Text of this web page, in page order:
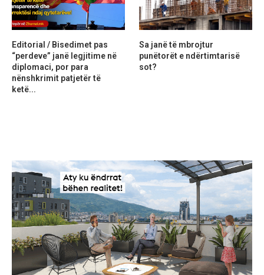
Editorial / Bisedimet pas
“perdeve” janë legjitime në
diplomaci, por para
nënshkrimit patjetër të
ketë...
Sa janë të mbrojtur
punëtorët e ndërtimtarisë
sot?